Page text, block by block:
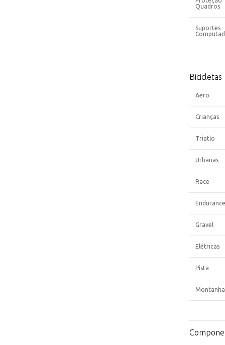
Quadros
Suportes
Bicicletas
Aero
Crianças
Triatlo
Urbanas
Race
Endurance
Gravel
Elétricas
Pista
Montanha